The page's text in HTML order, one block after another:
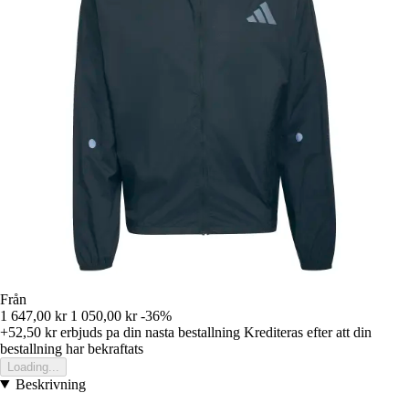
Från
1 647,00 kr 1 050,00 kr -36%
+52,50 krerbjuds pa din nasta bestallning Krediteras efter att din
bestallning har bekraftats
Loading...
Beskrivning